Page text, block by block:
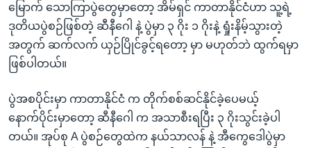
မြောက် သောကြာပွဲတွေမှာတော့ အိမ်ရှင် ကာတာနိုင်ငံဟာ သူ့ရဲ့
ဒုတိယပွဲစဉ်ဖြစ်တဲ့ ဆီနီဂေါ နဲ့ ပွဲမှာ ၃ ဂိုး ၁ ဂိုးနဲ့ ရှုံးနိမ့်သွားတဲ့
အတွက် ဆက်လက် ယှဉ်ပြိုင်ခွင့်ရတော့ မှာ မဟုတ်ဘဲ ထွက်ရမှာ
ဖြစ်ပါတယ်။
ပွဲအစပိုင်းမှာ ကာတာနိုင်ငံ က တိုက်စစ်ဆင်နိုင်ခဲ့ပေမယ့်
နောက်ပိုင်းမှာတော့ ဆီနီဂေါ က အသာစီးရပြီး ၃ ဂိုးသွင်းခဲ့ပါ
တယ်။ အုပ်စု A ပွဲစဉ်တွေထဲက နယ်သာလန် နဲ့ အီကွေဒေါပွဲမှာ